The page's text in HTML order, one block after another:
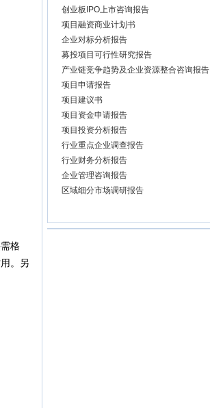
格
。另
创业板IPO上市咨询报告
项目融资商业计划书
企业对标分析报告
募投项目可行性研究报告
产业链竞争趋势及企业资源整合咨询报告
项目申请报告
项目建议书
项目资金申请报告
项目投资分析报告
行业重点企业调查报告
行业财务分析报告
企业管理咨询报告
区域细分市场调研报告